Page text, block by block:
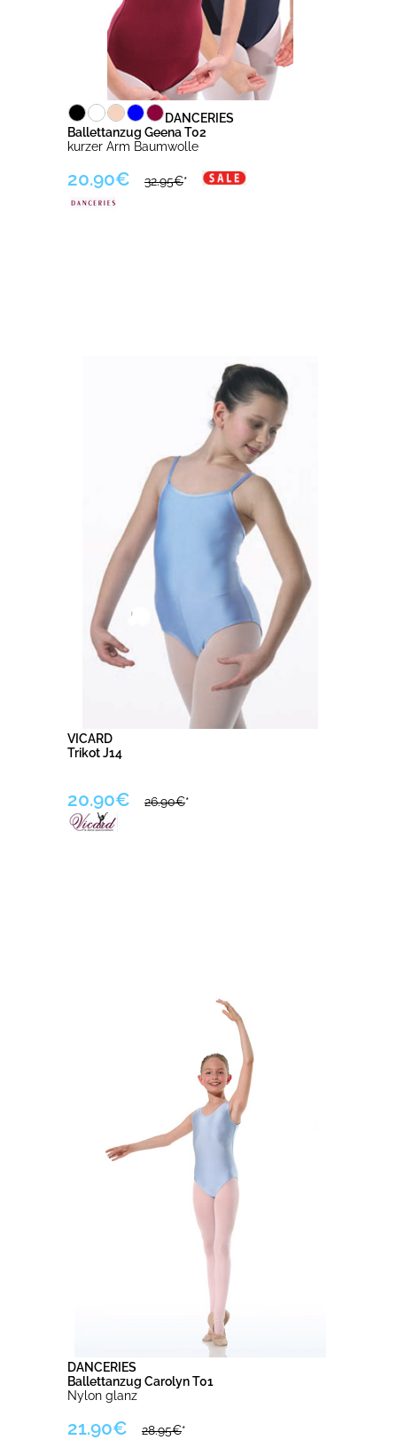
DANCERIES
Ballettanzug Geena T02
kurzer Arm Baumwolle
20.90€ 32.95€*
VICARD
Trikot J14
20.90€ 26.90€*
DANCERIES
Ballettanzug Carolyn T01
Nylon glanz
21.90€ 28.95€*